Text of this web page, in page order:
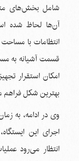
شامل بخش‌های
آن‌ها لحاظ شده
امکان استقرار
بهترین شکل فراهم
وی در ادامه، به
اجرای این
انتظار می‌رود